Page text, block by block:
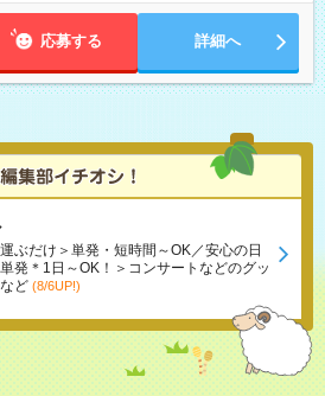
応募する 詳細へ
ぶだけ＞単発・短時間～OK／安心の日
発＊1日～OK！＞コンサートなどのグッ
ど (8/6UP!)